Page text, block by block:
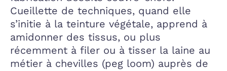
Cueillette de techniques, quand elle
s’initie à la teinture végétale, apprend à
amidonner des tissus, ou plus
récemment à filer ou à tisser la laine au
métier à chevilles (peg loom) auprès de